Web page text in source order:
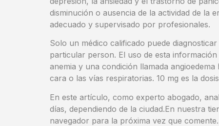
disminución o ausencia de la actividad de la
adecuado y supervisado por profesionales.
Solo un médico calificado puede
particular person. El uso de esta
anemia y una condición llamada
cara o las vías respiratorias. 10 mg es la
En este artículo, como experto abogado,
días, dependiendo de la ciudad.En nuestra
navegador para la próxima vez que